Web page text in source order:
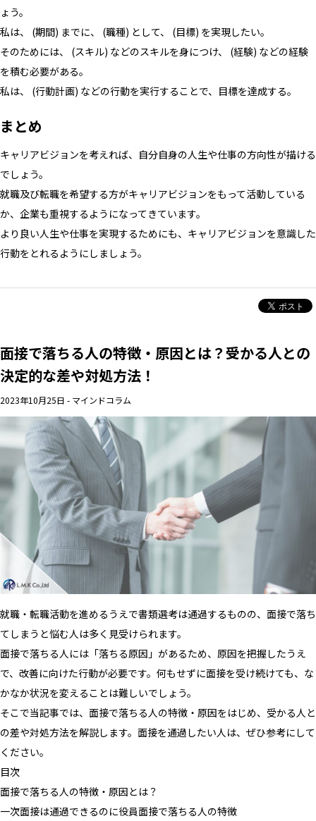
ょう。
私は、 (期間) までに、 (職種) として、 (目標) を実現したい。
そのためには、 (スキル) などのスキルを身につけ、 (経験) などの経験
を積む必要がある。
私は、 (行動計画) などの行動を実行することで、目標を達成する。
まとめ
キャリアビジョンを考えれば、自分自身の人生や仕事の方向性が描ける
でしょう。
就職及び転職を希望する方がキャリアビジョンをもって活動している
か、企業も重視するようになってきています。
より良い人生や仕事を実現するためにも、キャリアビジョンを意識した
行動をとれるようにしましょう。
面接で落ちる人の特徴・原因とは？受かる人との
決定的な差や対処方法！
2023年10月25日 - マインドコラム
就職・転職活動を進めるうえで書類選考は通過するものの、面接で落ち
てしまうと悩む人は多く見受けられます。
面接で落ちる人には「落ちる原因」があるため、原因を把握したうえ
で、改善に向けた行動が必要です。何もせずに面接を受け続けても、な
かなか状況を変えることは難しいでしょう。
そこで当記事では、面接で落ちる人の特徴・原因をはじめ、受かる人と
の差や対処方法を解説します。面接を通過したい人は、ぜひ参考にして
ください。
目次
面接で落ちる人の特徴・原因とは？
一次面接は通過できるのに役員面接で落ちる人の特徴